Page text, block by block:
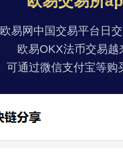
欧易网中国交易平台日
欧易OKX法币交易越
可通过微信支付宝等购